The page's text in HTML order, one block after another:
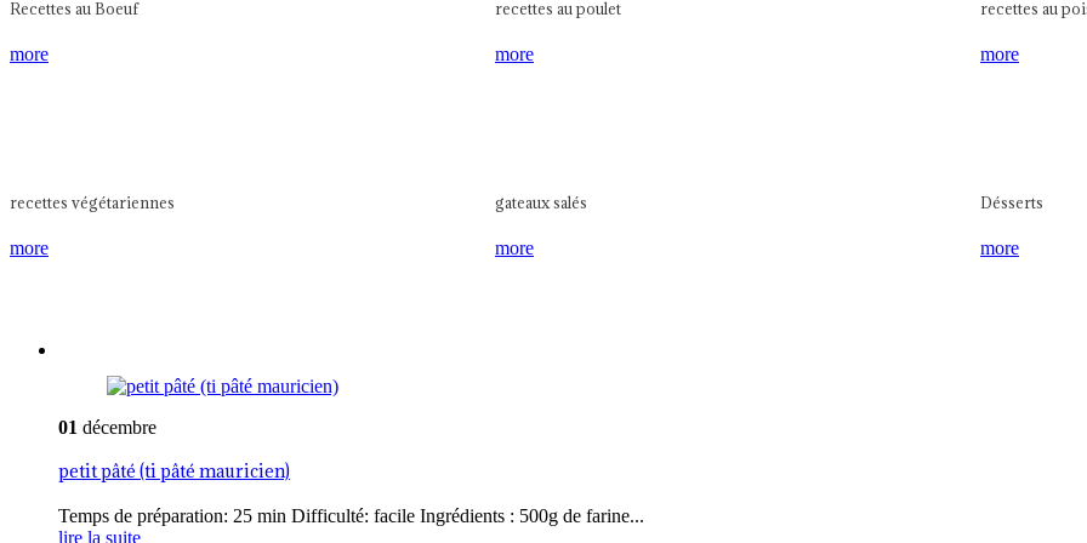
Recettes au Boeuf
more
recettes au poulet
more
recettes au
more
recettes végétariennes
more
gateaux salés
more
Désserts
more
01 décembre
petit pâté (ti pâté mauricien)
Temps de préparation: 25 min Difficulté: facile Ingrédients : 500g de farine...
lire la suite